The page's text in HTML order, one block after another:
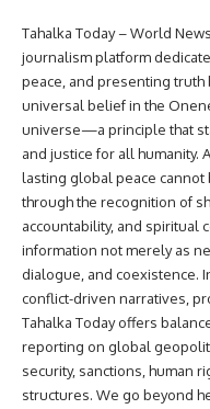
Tahalka Today – World
journalism platform
peace, and presenting
universal belief in the
universe—a principle that
and justice for all humanity.
lasting global peace
through the recognition of
accountability, and spiritual
information not merely as
dialogue, and coexistence.
conflict-driven narratives,
Tahalka Today offers
reporting on global
security, sanctions, human
structures. We go beyond